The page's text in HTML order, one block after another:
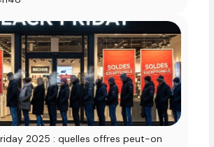
2025 : quelles offres peut-on